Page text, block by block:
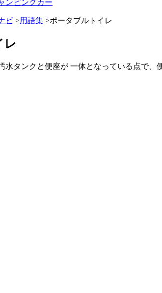
ンピングカー
ビ >用語集 >ポータブルトイレ
レ
水タンクと便座が 一体となっている点で